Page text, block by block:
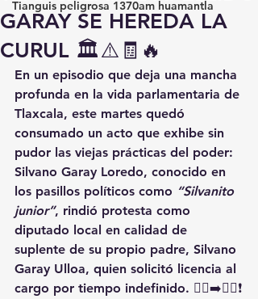
Tianguis peligrosa 1370am huamantla
GARAY SE HEREDA LA
CURUL 🏛️⚠️🧾🔥
En un episodio que deja una mancha
profunda en la vida parlamentaria de
Tlaxcala, este martes quedó
consumado un acto que exhibe sin
pudor las viejas prácticas del poder:
Silvano Garay Loredo, conocido en
los pasillos políticos como “Silvanito
junior”, rindió protesta como
diputado local en calidad de
suplente de su propio padre, Silvano
Garay Ulloa, quien solicitó licencia al
cargo por tiempo indefinido. 🧑‍⚖️➡️👨‍⚖️❗